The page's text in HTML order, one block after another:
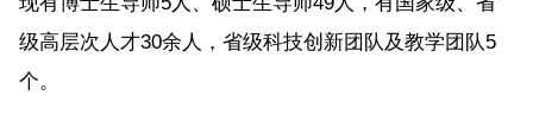
级高层次人才30余人，省级科技创新团队及教学团队5
个。